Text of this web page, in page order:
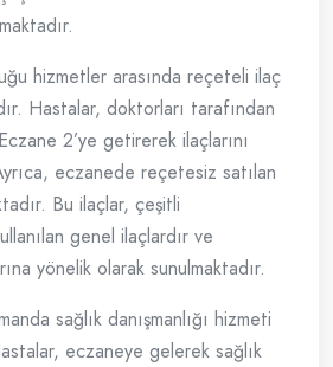
hizmetler arasında reçeteli ilaç
Hastalar, doktorları tarafından
2’ye getirerek ilaçlarını
eczanede reçetesiz satılan
Bu ilaçlar, çeşitli
genel ilaçlardır ve
yönelik olarak sunulmaktadır.
sağlık danışmanlığı hizmeti
eczaneye gelerek sağlık